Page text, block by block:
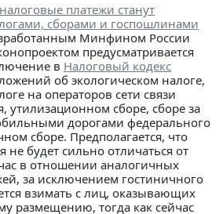
платежи станут
сборами и госпошлинами
Минфином России
предусматривается
в Налоговый кодекс
об экологическом налоге,
на операторов сети связи
утилизационном сборе, сборе за
дорогами федерального
сборе. Предполагается, что
не будет сильно отличаться от
в отношении аналогичных
за исключением гостиничного
взимать с лиц, оказывающих
размещению, тогда как сейчас